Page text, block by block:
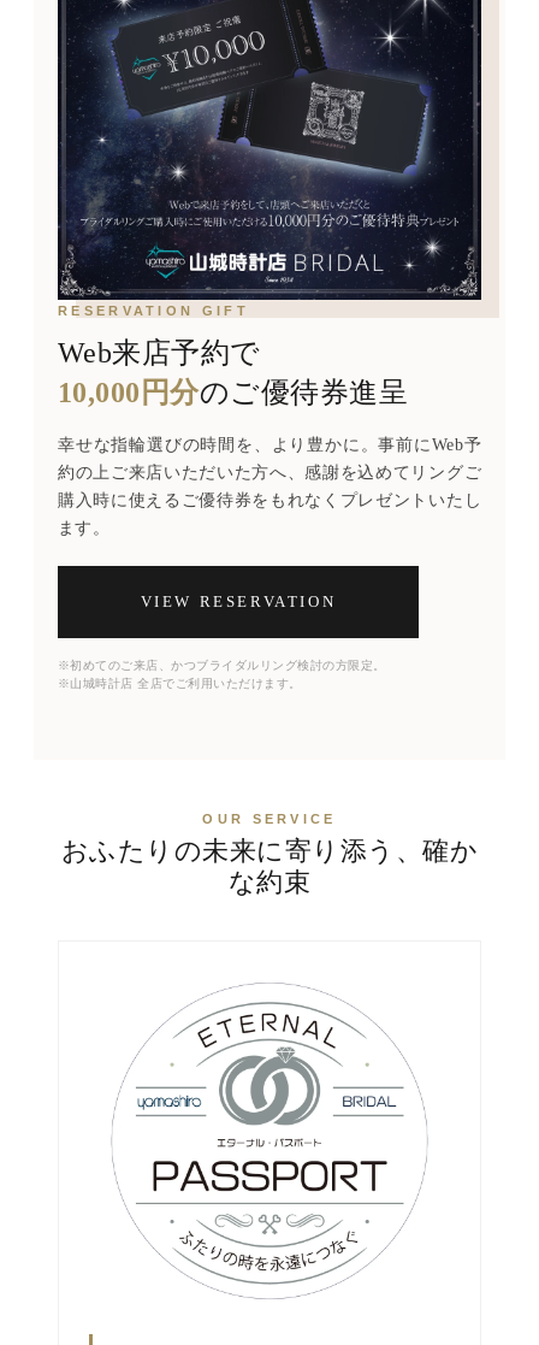
RESERVATION GIFT
Web来店予約で
10,000円分のご優待券進呈
幸せな指輪選びの時間を、より豊かに。事前にWeb予
約の上ご来店いただいた方へ、感謝を込めてリングご
購入時に使えるご優待券をもれなくプレゼントいたし
ます。
VIEW RESERVATION
※初めてのご来店、かつブライダルリング検討の方限定。
※山城時計店 全店でご利用いただけます。
OUR SERVICE
おふたりの未来に寄り添う、確か
な約束